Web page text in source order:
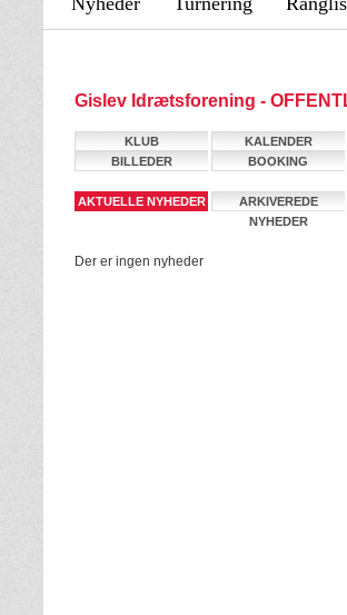
Gislev Idrætsforening -
KLUB
KALENDER
BILLEDER
BOOKING
AKTUELLE NYHEDER
ARKIVEREDE
NYHEDER
Der er ingen nyheder